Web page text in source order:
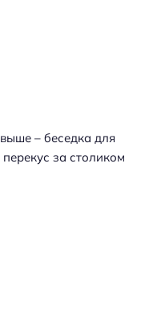
– беседка для
за столиком